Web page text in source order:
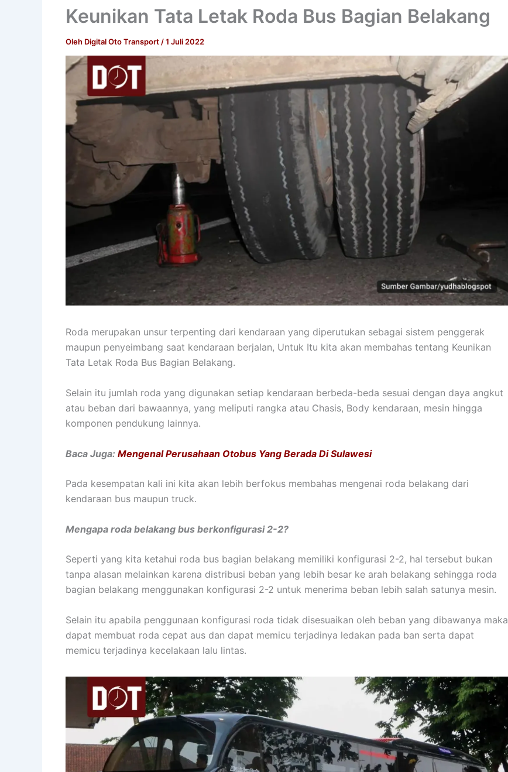
Keunikan Tata Letak Roda Bus Bagian Belakang
Oleh Digital Oto Transport /1 Juli 2022
Roda merupakan unsur terpenting dari kendaraan yang diperutukan sebagai sistem penggerak
maupun penyeimbang saat kendaraan berjalan, Untuk Itu kita akan membahas tentang Keunikan
Tata Letak Roda Bus Bagian Belakang.
Selain itu jumlah roda yang digunakan setiap kendaraan berbeda-beda sesuai dengan daya angkut
atau beban dari bawaannya, yang meliputi rangka atau Chasis, Body kendaraan, mesin hingga
komponen pendukung lainnya.
Baca Juga: Mengenal Perusahaan Otobus Yang Berada Di Sulawesi
Pada kesempatan kali ini kita akan lebih berfokus membahas mengenai roda belakang dari
kendaraan bus maupun truck.
Mengapa roda belakang bus berkonfigurasi 2-2?
Seperti yang kita ketahui roda bus bagian belakang memiliki konfigurasi 2-2, hal tersebut bukan
tanpa alasan melainkan karena distribusi beban yang lebih besar ke arah belakang sehingga roda
bagian belakang menggunakan konfigurasi 2-2 untuk menerima beban lebih salah satunya mesin.
Selain itu apabila penggunaan konfigurasi roda tidak disesuaikan oleh beban yang dibawanya maka
dapat membuat roda cepat aus dan dapat memicu terjadinya ledakan pada ban serta dapat
memicu terjadinya kecelakaan lalu lintas.